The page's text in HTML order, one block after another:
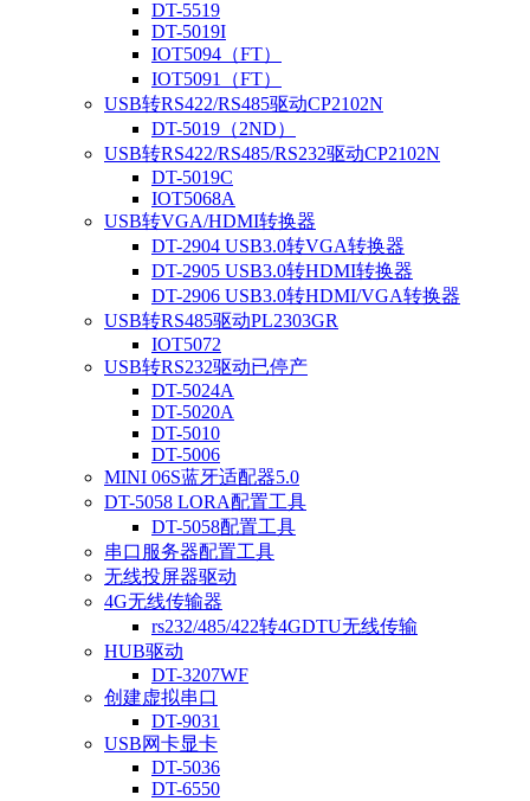
DT-5519
DT-5019I
IOT5094（FT）
IOT5091（FT）
USB转RS422/RS485驱动CP2102N
DT-5019（2ND）
USB转RS422/RS485/RS232驱动CP2102N
DT-5019C
IOT5068A
USB转VGA/HDMI转换器
DT-2904 USB3.0转VGA转换器
DT-2905 USB3.0转HDMI转换器
DT-2906 USB3.0转HDMI/VGA转换器
USB转RS485驱动PL2303GR
IOT5072
USB转RS232驱动已停产
DT-5024A
DT-5020A
DT-5010
DT-5006
MINI 06S蓝牙适配器5.0
DT-5058 LORA配置工具
DT-5058配置工具
串口服务器配置工具
无线投屏器驱动
4G无线传输器
rs232/485/422转4GDTU无线传输
HUB驱动
DT-3207WF
创建虚拟串口
DT-9031
USB网卡显卡
DT-5036
DT-6550